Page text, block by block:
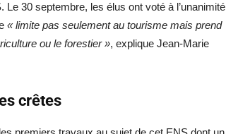
30 septembre, les élus ont voté à l’unanimité
« limite pas seulement au tourisme mais prend
ou le forestier », explique Jean-Marie
crêtes